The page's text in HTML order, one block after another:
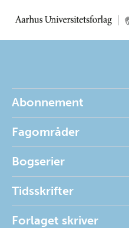
Abonnement
Fagområder
Bogserier
Tidsskrifter
Forlaget skriver